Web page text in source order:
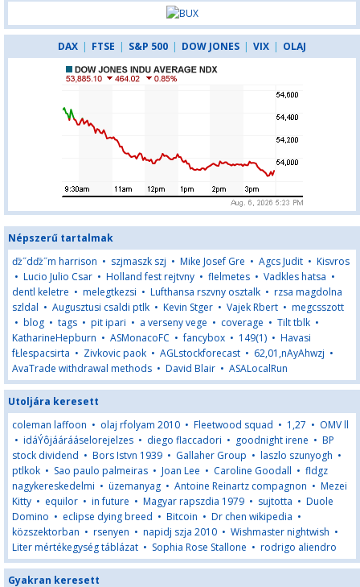
DAX | FTSE | S&P 500 | DOW JONES | VIX | OLAJ
Népszerű tartalmak
ďż˝dďż˝m harrison • szjmaszk szj • Mike Josef Gre • Agcs Judit • Kisvros
• Lucio Julio Csar • Holland fest rejtvny • flelmetes • Vadkles hatsa •
dentl keletre • melegtkezsi • Lufthansa rszvny osztalk • rzsa magdolna
szldal • Augusztusi csaldi ptlk • Kevin Stger • Vajek Rbert • megcsszott
• blog • tags • pit ipari • a verseny vege • coverage • Tilt tblk •
KatharineHepburn • ASMonacoFC •fancybox • 149(1) • Havasi
fŁlespacsirta • Zivkovic paok • AGLstockforecast • 62,01,nAyAhwzj •
AvaTrade withdrawal methods • David Blair • ASALocalRun
Utoljára keresett
coleman laffoon • olaj rfolyam 2010 • Fleetwood squad • 1,27 • OMV ll
• idáÝôjáárááselorejelzes • diego flaccadori • goodnight irene • BP
stock dividend • Bors Istvn 1939 • Gallaher Group • laszlo szunyogh •
ptlkok • Sao paulo palmeiras • Joan Lee • Caroline Goodall • fldgz
nagykereskedelmi • üzemanyag • Antoine Reinartz compagnon • Mezei
Kitty • equilor • in future • Magyar rapszdia 1979 • sujtotta • Duole
Domino • eclipse dying breed • Bitcoin • Dr chen wikipedia •
közszektorban • rsenyen • napidj szja 2010 • Wishmaster nightwish •
Liter mértékegység táblázat • Sophia Rose Stallone • rodrigo aliendro
Gyakran keresett